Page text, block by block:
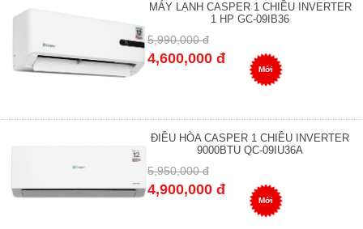
MÁY LẠNH CASPER 1 CHIỀU INVERTER
1 HP GC-09IB36
5,990,000 đ
4,600,000 đ
Mới
ĐIỀU HÒA CASPER 1 CHIỀU INVERTER
9000BTU QC-09IU36A
5,950,000 đ
4,900,000 đ
Mới